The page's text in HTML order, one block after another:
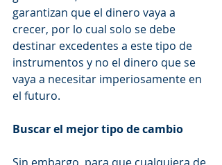
garantizan que el dinero vaya a
crecer, por lo cual solo se debe
destinar excedentes a este tipo de
instrumentos y no el dinero que se
vaya a necesitar imperiosamente en
el futuro.
Buscar el mejor tipo de cambio